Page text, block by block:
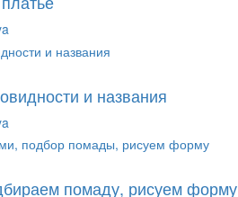
и названия
помаду, рисуем форму